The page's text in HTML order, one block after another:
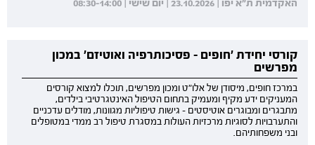
האקדמית ת"א יפו | 23.10.2026 | יום שישי | 08:30-14:00
קורסי יחידת 'חופים - פסיכותרפיה ואוטיזם' במכון
מפרשים
במרכז חופים, מיסודן של אלו"ט ומכון מפרשים, תוכלו למצוא קורסים
המעניקים ידע מקיף ומעמיק בתחום הטיפול האינטגרטיבי בילדים,
מתבגרים ומבוגרים אוטיסטים - גישות טיפוליות מגוונות, מודלים עדכניים
והתערבויות לסוגיות מרכזיות העולות במסגרת טיפול רב ממדי במטופלים
ובני משפחותיהם.